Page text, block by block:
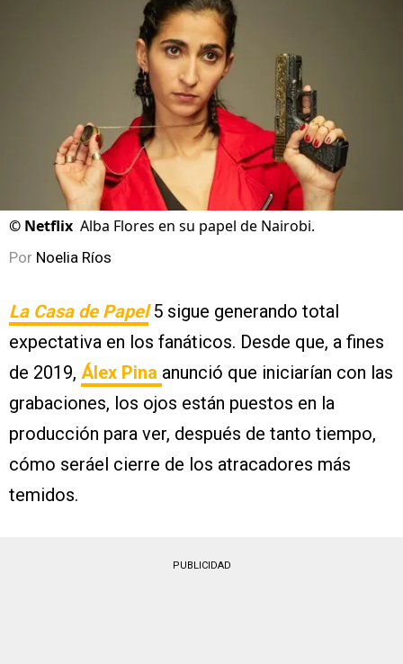
© Netflix Alba Flores en su papel de Nairobi.
Por Noelia Ríos
La Casa de Papel5 sigue generando total
expectativa en los fanáticos. Desde que, a fines
de 2019, Álex Pina anunció que iniciarían con las
grabaciones, los ojos están puestos en la
producción para ver, después de tanto tiempo,
cómo seráel cierre de los atracadores más
temidos.
PUBLICIDAD